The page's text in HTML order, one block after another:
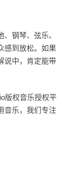
钢琴、弦乐、
感到放松。如果
说中，肯定能带
版权音乐授权平
音乐，我们专注